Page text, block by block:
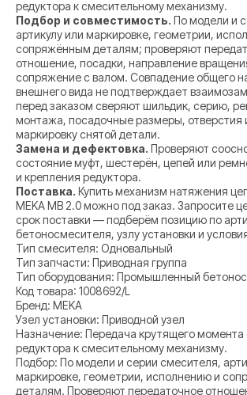
редуктора к смесительному механизму.
Подбор и совместимость. По модели и
артикулу или маркировке, геометрии,
сопряжённым деталям; проверяют
отношение, посадки, направление
сопряжение с валом. Совпадение общего
внешнего вида не подтверждает
перед заказом сверяют шильдик, серию,
монтажа, посадочные размеры, отверстия
маркировку снятой детали.
Замена и дефектовка. Проверяют
состояние муфт, шестерён, цепей или
и крепления редуктора.
Поставка. Купить механизм натяжения
MEKA MB 2.0 можно под заказ. Запросите
срок поставки — подберём позицию по
бетоносмесителя, узлу установки и
Тип смесителя: Одновальный
Тип запчасти: Приводная группа
Тип оборудования: Промышленный
Код товара: 1008692/L
Бренд: MEKA
Узел установки: Приводной узел
Назначение: Передача крутящего момента
редуктора к смесительному механизму.
Подбор: По модели и серии смесителя,
маркировке, геометрии, исполнению и
деталям. Проверяют передаточное